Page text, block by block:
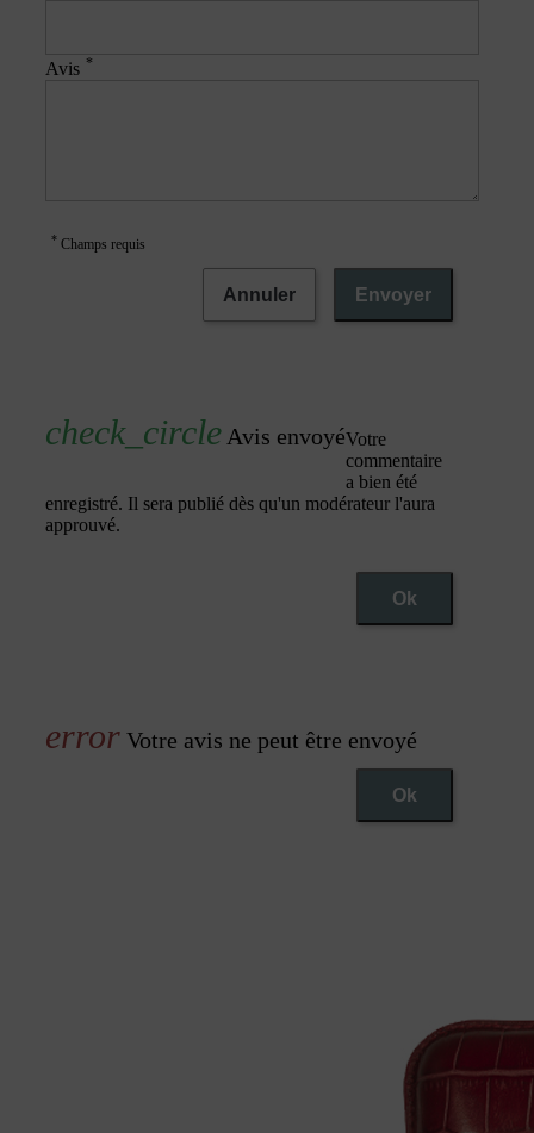
Avis *
* Champs requis
Annuler Envoyer
Avis envoyéVotre
commentaire
a bien été
enregistré. Il sera publié dès qu'un modérateur l'aura
approuvé.
Ok
Votre avis ne peut être envoyé
Ok